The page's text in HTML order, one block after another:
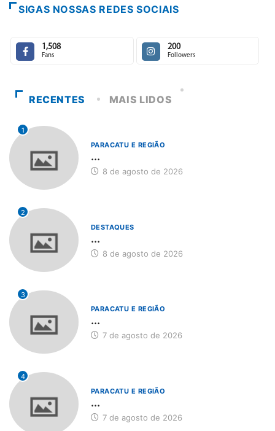
SIGAS NOSSAS REDES SOCIAIS
1,508
Fans
200
Followers
RECENTES MAIS LIDOS
1
PARACATU E REGIÃO
...
8 de agosto de 2026
2
DESTAQUES
...
8 de agosto de 2026
3
PARACATU E REGIÃO
...
7 de agosto de 2026
4
PARACATU E REGIÃO
...
7 de agosto de 2026